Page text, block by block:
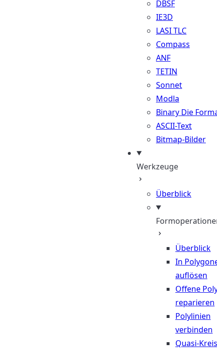
DBSF
IE3D
LASI TLC
Compass
ANF
TETIN
Sonnet
Modla
Binary Die
ASCII-Text
Bitmap-Bilder
Werkzeuge
Überblick
Überblick
In
auflösen
Offene
reparieren
Polylinien
verbinden
Quasi-